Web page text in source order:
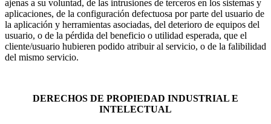
ajenas a su voluntad, de las intrusiones de terceros en los sistemas y
aplicaciones, de la configuración defectuosa por parte del usuario de
la aplicación y herramientas asociadas, del deterioro de equipos del
usuario, o de la pérdida del beneficio o utilidad esperada, que el
cliente/usuario hubieren podido atribuir al servicio, o de la falibilidad
del mismo servicio.
DERECHOS DE PROPIEDAD INDUSTRIAL E
INTELECTUAL